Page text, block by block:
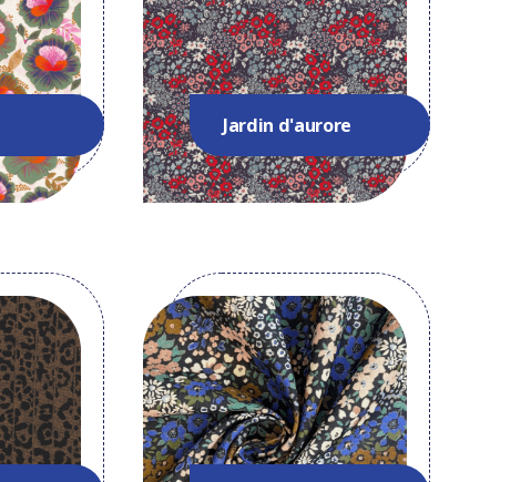
Jardin d'aurore